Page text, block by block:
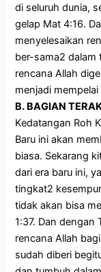
di seluruh dunia,
gelap Mat 4:16.
menyelesaikan
ber-sama2 dalam
rencana Allah
menjadi
B. BAGIAN
Kedatangan Roh
Baru ini akan
biasa. Sekarang
dari era baru ini,
tingkat2
tidak akan bisa
1:37. Dan dengan
rencana Allah
sudah diberi